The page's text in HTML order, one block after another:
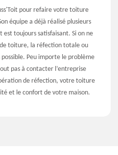
pour refaire votre toiture
équipe a déjà réalisé plusieurs
toujours satisfaisant. Si on ne
toiture, la réfection totale ou
Peu importe le problème
pas à contacter l’entreprise
de réfection, votre toiture
et le confort de votre maison.